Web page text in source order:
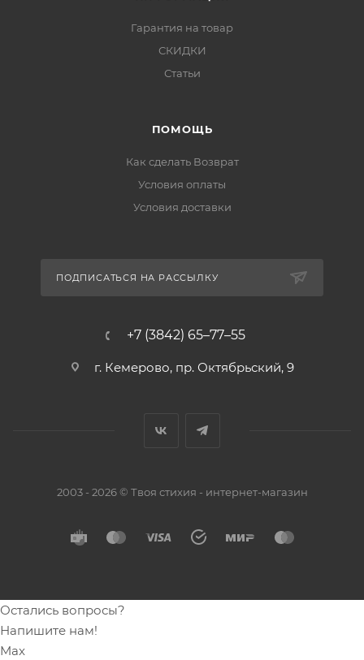
Гарантия на товар
СКИДКИ
Статьи
ПОМОЩЬ
Как сделать Возврат
Условия оплаты
Условия доставки
ПОДПИСАТЬСЯ НА РАССЫЛКУ
+7 (3842) 65–77–55
г. Кемерово, пр. Октябрьский, 9
2003 - 2026 © Твоя стихия - интернет-магазин
Остались вопросы?
Напишите нам!
Max